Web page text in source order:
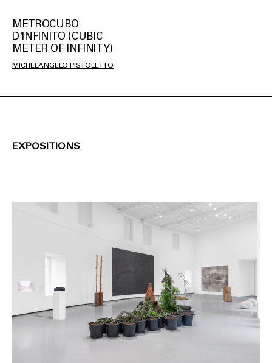
METROCUBO
D'INFINITO (CUBIC
METER OF INFINITY)
MICHELANGELO PISTOLETTO
EXPOSITIONS